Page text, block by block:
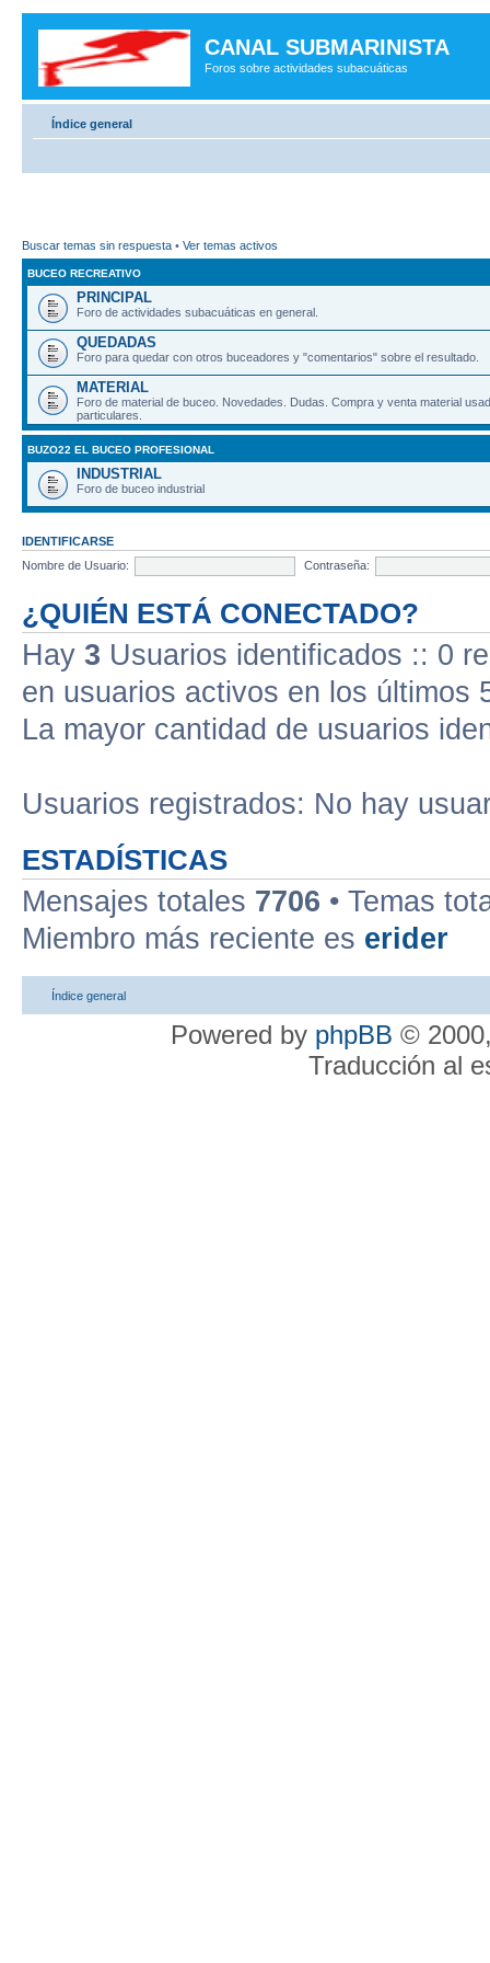
CANAL SUBMARINISTA
Foros sobre actividades subacuáticas
Índice general
Buscar temas sin respuesta • Ver temas activos
BUCEO RECREATIVO
PRINCIPAL
Foro de actividades subacuáticas en general.
QUEDADAS
Foro para quedar con otros buceadores y "comentarios" sobre el resultado.
MATERIAL
Foro de material de buceo. Novedades. Dudas. Compra y venta material
particulares.
BUZO22 EL BUCEO PROFESIONAL
INDUSTRIAL
Foro de buceo industrial
IDENTIFICARSE
Nombre de Usuario:
Contraseña:
¿QUIÉN ESTÁ CONECTADO?
Hay 3 Usuarios identificados :: 0
en usuarios activos en los últimos
La mayor cantidad de usuarios
Usuarios registrados: No hay
ESTADÍSTICAS
Mensajes totales 7706 • Temas
Miembro más reciente es erider
Índice general
Powered by phpBB ©
Traducción al